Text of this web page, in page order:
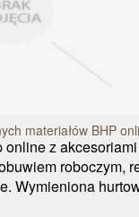
materiałów BHP
z
roboczym,
Wymieniona